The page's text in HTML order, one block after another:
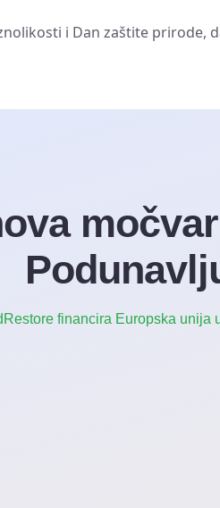
i Dan zaštite prirode,
financira Europska